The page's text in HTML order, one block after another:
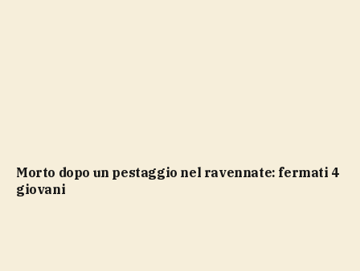
Morto dopo un pestaggio nel ravennate: fermati 4
giovani